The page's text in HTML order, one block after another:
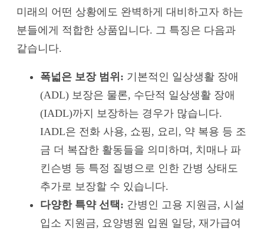
미래의 어떤 상황에도 완벽하게 대비하고자 하는
분들에게 적합한 상품입니다. 그 특징은 다음과
같습니다.
폭넓은 보장 범위: 기본적인 일상생활 장애
(ADL) 보장은 물론, 수단적 일상생활 장애
(IADL)까지 보장하는 경우가 많습니다.
IADL은 전화 사용, 쇼핑, 요리, 약 복용 등 조
금 더 복잡한 활동들을 의미하며, 치매나 파
킨슨병 등 특정 질병으로 인한 간병 상태도
추가로 보장할 수 있습니다.
다양한 특약 선택: 간병인 고용 지원금, 시설
입소 지원금, 요양병원 입원 일당, 재가급여